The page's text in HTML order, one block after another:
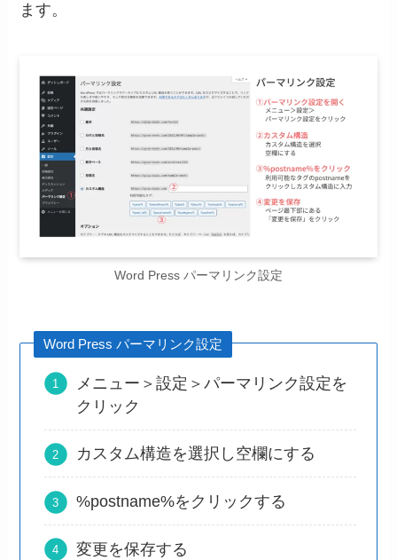
ます。
Word Press パーマリンク設定
Word Press パーマリンク設定
メニュー＞設定＞パーマリンク設定を
クリック
カスタム構造を選択し空欄にする
%postname%をクリックする
変更を保存する